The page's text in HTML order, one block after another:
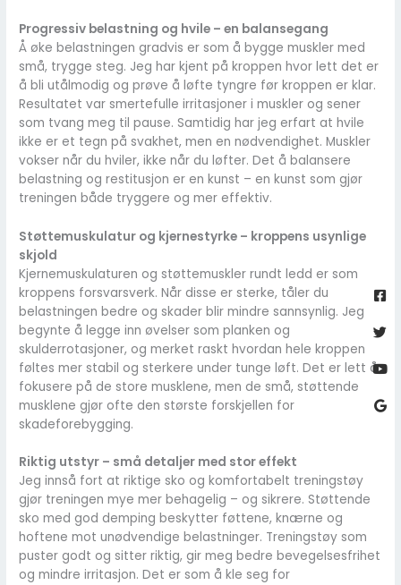
Progressiv belastning og hvile – en balansegang
Å øke belastningen gradvis er som å bygge muskler med
små, trygge steg. Jeg har kjent på kroppen hvor lett det er
å bli utålmodig og prøve å løfte tyngre før kroppen er klar.
Resultatet var smertefulle irritasjoner i muskler og sener
som tvang meg til pause. Samtidig har jeg erfart at hvile
ikke er et tegn på svakhet, men en nødvendighet. Muskler
vokser når du hviler, ikke når du løfter. Det å balansere
belastning og restitusjon er en kunst – en kunst som gjør
treningen både tryggere og mer effektiv.
Støttemuskulatur og kjernestyrke – kroppens usynlige
skjold
Kjernemuskulaturen og støttemuskler rundt ledd er som
kroppens forsvarsverk. Når disse er sterke, tåler du
belastningen bedre og skader blir mindre sannsynlig. Jeg
begynte å legge inn øvelser som planken og
skulderrotasjoner, og merket raskt hvordan hele kroppen
føltes mer stabil og sterkere under tunge løft. Det er lett å
fokusere på de store musklene, men de små, støttende
musklene gjør ofte den største forskjellen for
skadeforebygging.
Riktig utstyr – små detaljer med stor effekt
Jeg innså fort at riktige sko og komfortabelt treningstøy
gjør treningen mye mer behagelig – og sikrere. Støttende
sko med god demping beskytter føttene, knærne og
hoftene mot unødvendige belastninger. Treningstøy som
puster godt og sitter riktig, gir meg bedre bevegelsesfrihet
og mindre irritasjon. Det er som å kle seg for